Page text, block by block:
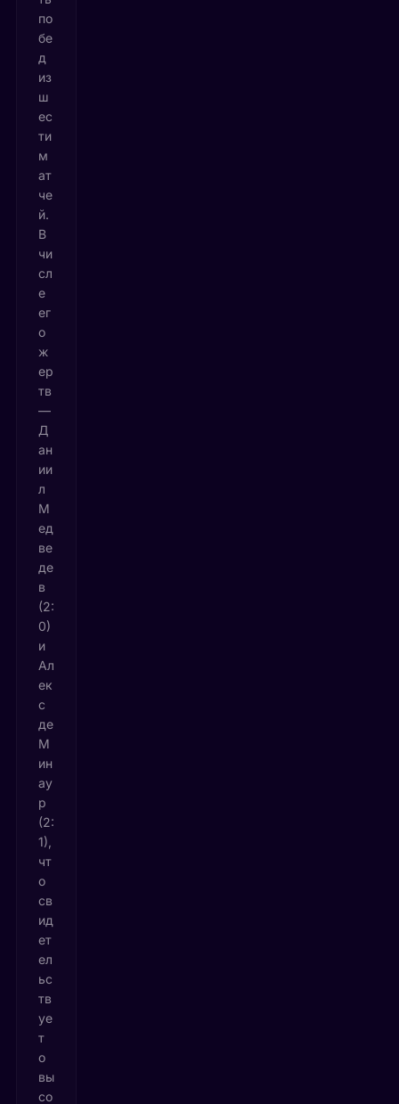
по
бе
д
из
ш
ес
ти
м
ат
че
й.
В
чи
сл
е
ег
о
ж
ер
тв
—
Д
ан
ии
л
М
ед
ве
де
в
(2:
0)
и
Ал
ек
с
де
М
ин
ау
р
(2:
1),
чт
о
св
ид
ет
ел
ьс
тв
уе
т
о
вы
со